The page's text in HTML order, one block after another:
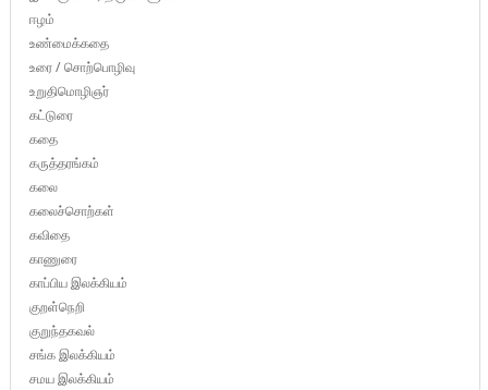
ஈழம்
உண்மைக்கதை
உரை / சொற்பொழிவு
உறுதிமொழிஞர்
கட்டுரை
கதை
கருத்தரங்கம்
கலை
கலைச்சொற்கள்
கவிதை
காணுரை
காப்பிய இலக்கியம்
குறள்நெறி
குறுந்தகவல்
சங்க இலக்கியம்
சமய இலக்கியம்